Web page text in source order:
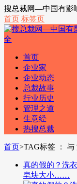
搜总裁网—中国有影
首页 标签页
首页
企业家
企业动态
总裁故事
行业历史
管理之道
生意经
热搜总裁
首页>TAG标签 ： 与
真的假的？洗
皂块大小……